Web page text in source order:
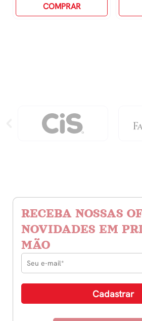
Bruxas
COMPRAR
Vol
RECEBA NOSSAS
NOVIDADES EM
MÃO